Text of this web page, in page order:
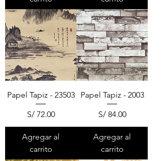
Papel Tapiz - 23503
Precio
S/ 72.00
Agregar al
carrito
Papel Tapiz - 2003
Precio
S/ 84.00
Agregar al
carrito